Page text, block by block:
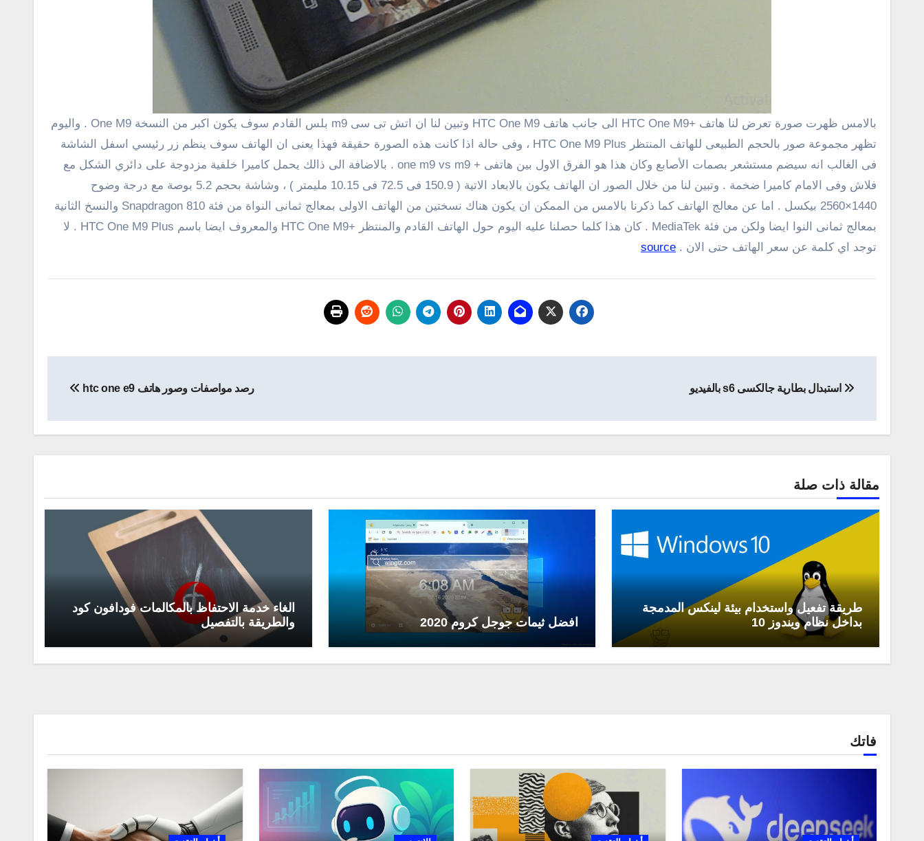
بالامس ظهرت صورة تعرض لنا هاتف +HTC One M9 الى جانب هاتف HTC One M9 وتبين لنا ان اتش تى سى m9 بلس القادم سوف يكون اكبر من النسخة One M9 . واليوم
تظهر مجموعة صور بالحجم الطبيعى للهاتف المنتظر HTC One M9 Plus ، وفى حالة اذا كانت هذه الصورة حقيقة فهذا يعنى ان الهاتف سوف ينظم زر رئيسي اسفل الشاشة
فى الغالب انه سيضم مستشعر بصمات الأصابع وكان هذا هو الفرق الاول بين هاتفى + one m9 vs m9 . بالاضافة الى ذالك يحمل كاميرا خلفية مزدوجة على دائري الشكل مع
فلاش وفى الامام كاميرا ضخمة . وتبين لنا من خلال الصور ان الهاتف يكون بالابعاد الاتية ( 150.9 فى 72.5 فى 10.15 مليمتر ) ، وشاشة بحجم 5.2 بوصة مع درجة وضوح
1440×2560 بيكسل . اما عن معالج الهاتف كما ذكرنا بالامس من الممكن ان يكون هناك نسختين من الهاتف الاولى بمعالج ثمانى النواة من فئة Snapdragon 810 والنسخ الثانية
بمعالج ثمانى النوا ايضا ولكن من فئة MediaTek . كان هذا كلما حصلنا عليه اليوم حول الهاتف القادم والمنتظر +HTC One M9 والمعروف ايضا باسم HTC One M9 Plus . لا
توجد اي كلمة عن سعر الهاتف حتى الان . source
المقالات
استبدال بطارية جالكسى s6 بالفيديو رصد مواصفات وصور هاتف htc one e9
مقالة ذات صلة
طريقة تفعيل واستخدام بيئة لينكس المدمجة
بداخل نظام ويندوز 10
افضل ثيمات جوجل كروم 2020
الغاء خدمة الاحتفاظ بالمكالمات فودافون كود
والطريقة بالتفصيل
فاتك